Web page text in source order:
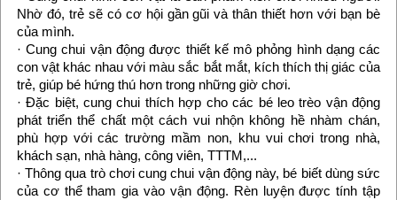
Nhờ đó, trẻ sẽ có cơ hội gần gũi và thân thiết hơn với bạn bè
của mình.
· Cung chui vận động được thiết kế mô phỏng hình dạng các
con vật khác nhau với màu sắc bắt mắt, kích thích thị giác của
trẻ, giúp bé hứng thú hơn trong những giờ chơi.
· Đặc biệt, cung chui thích hợp cho các bé leo trèo vận động
phát triển thể chất một cách vui nhộn không hề nhàm chán,
phù hợp với các trường mầm non, khu vui chơi trong nhà,
khách sạn, nhà hàng, công viên, TTTM,...
· Thông qua trò chơi cung chui vận động này, bé biết dùng sức
của cơ thể tham gia vào vận động. Rèn luyện được tính tập